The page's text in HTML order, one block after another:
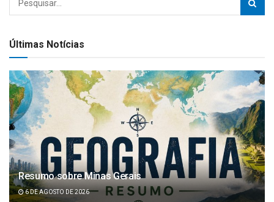
Últimas Notícias
Resumo sobre Minas Gerais
6 DE AGOSTO DE 2026